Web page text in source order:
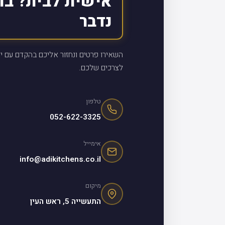
נדבר
השאירו פרטים ונחזור אליכם בהקדם עם
לצרכים שלכם.
טלפון
052-622-3325
אימייל
info@adikitchens.co.il
מיקום
התעשייה 5, ראש העין